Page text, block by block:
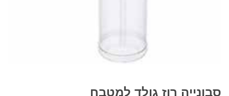
סבונייה רוז גולד למטבח